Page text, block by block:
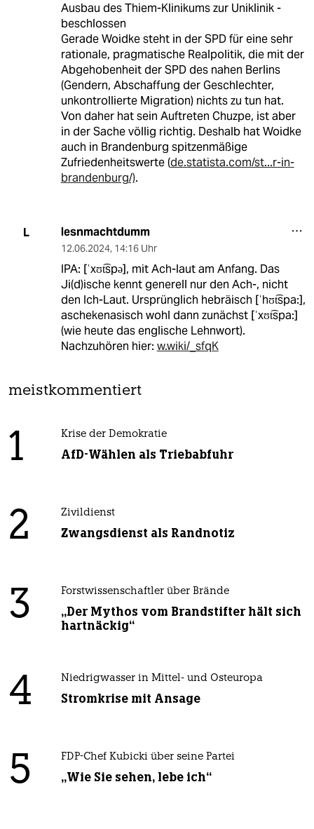
Ausbau des Thiem-Klinikums zur Uniklinik -
beschlossen
Gerade Woidke steht in der SPD für eine sehr
rationale, pragmatische Realpolitik, die mit der
Abgehobenheit der SPD des nahen Berlins
(Gendern, Abschaffung der Geschlechter,
unkontrollierte Migration) nichts zu tun hat.
Von daher hat sein Auftreten Chuzpe, ist aber
in der Sache völlig richtig. Deshalb hat Woidke
auch in Brandenburg spitzenmäßige
Zufriedenheitswerte (de.statista.com/st...r-in-
brandenburg/).
L lesnmachtdumm
12.06.2024, 14:16 Uhr
IPA: [ˈxʊt͡spə], mit Ach-laut am Anfang. Das
Ji(d)ische kennt generell nur den Ach-, nicht
den Ich-Laut. Ursprünglich hebräisch [ˈhʊt͡spa:],
aschekenasisch wohl dann zunächst [ˈxʊt͡spa:]
(wie heute das englische Lehnwort).
Nachzuhören hier: w.wiki/_sfqK
meistkommentiert
1 Krise der Demokratie
AfD-Wählen als Triebabfuhr
2 Zivildienst
Zwangsdienst als Randnotiz
3 Forstwissenschaftler über Brände
„Der Mythos vom Brandstifter hält sich
hartnäckig“
4 Niedrigwasser in Mittel- und Osteuropa
Stromkrise mit Ansage
5 FDP-Chef Kubicki über seine Partei
„Wie Sie sehen, lebe ich“